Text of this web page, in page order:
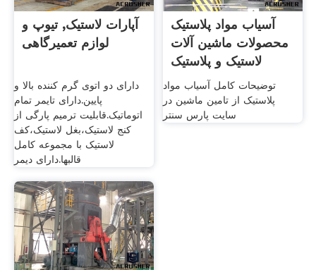
آپارات لاستیک, تیوپ و
لوازم تعمیرگاهی
دارای دو اتوی گرم کننده بالا و
پایین.دارای تایمر تمام
اتوماتیک.قابلیت ترمیم پارگی از
کنج لاستیک،بغل لاستیک،کف
لاستیک با مجموعه کامل
قالبها.دارای دیمر
آسیاب مواد پلاستیک
محصولات ماشین آلات
لاستیک و پلاستیک
توضیحات کامل آسیاب مواد
پلاستیک از تامین ماشین در
سایت پارس سنتر